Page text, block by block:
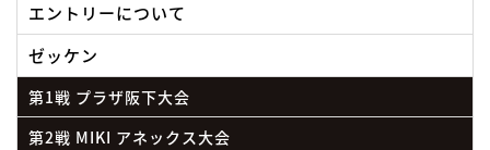
エントリーについて
ゼッケン
第1戦 プラザ阪下大会
第2戦 MIKI アネックス大会